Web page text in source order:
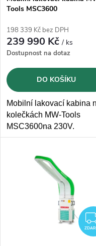
p
r
o
d
u
k
p
r
o
d
u
k
Tools MSC3600
198 339 Kč bez DPH
239 990 Kč/ ks
Dostupnost na dotaz
DO KOŠÍKU
Mobilní lakovací kabina
kolečkách MW-Tools
MSC3600na 230V.
Pracovní plocha2,5 x
filtrace se 7 vrstvami filtrů